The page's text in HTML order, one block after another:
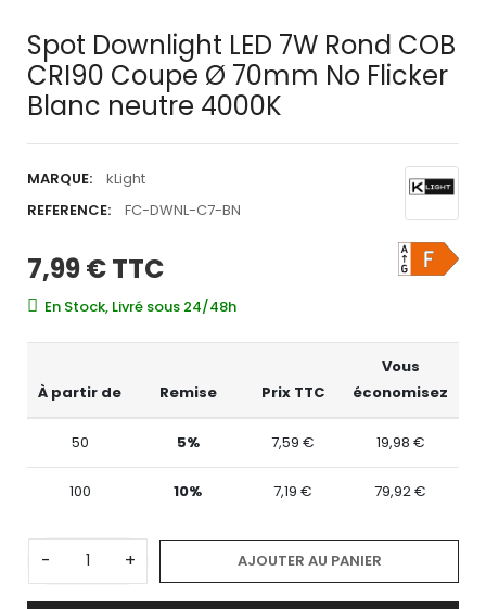
Spot Downlight LED 7W Rond COB
CRI90 Coupe Ø 70mm No Flicker
Blanc neutre 4000K
MARQUE:
kLight
REFERENCE:
FC-DWNL-C7-BN
7,99 €TTC
En Stock, Livré sous 24/48h
À partir de Remise Prix TTC
Vous
économisez
50 5% 7,59 € 19,98 €
100 10% 7,19 € 79,92 €
- + AJOUTER AU PANIER